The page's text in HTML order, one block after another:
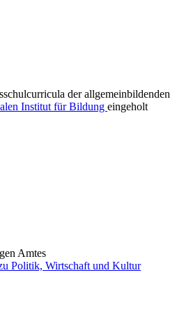
der allgemeinbildenden
Institut für Bildung eingeholt
Amtes
Politik, Wirtschaft und Kultur